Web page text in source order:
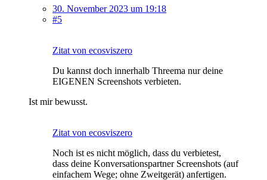
30. November 2023 um 19:18
#5
Zitat von ecosviszero
Du kannst doch innerhalb Threema nur deine
EIGENEN Screenshots verbieten.
Ist mir bewusst.
Zitat von ecosviszero
Noch ist es nicht möglich, dass du verbietest,
dass deine Konversationspartner Screenshots (auf
einfachem Wege; ohne Zweitgerät) anfertigen.